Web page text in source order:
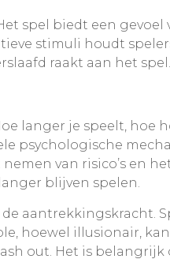
spel biedt een
stimuli houdt
raakt aan het spel.
langer je speelt,
psychologische
van risico’s en
blijven spelen.
hoewel illusionair,
out. Het is